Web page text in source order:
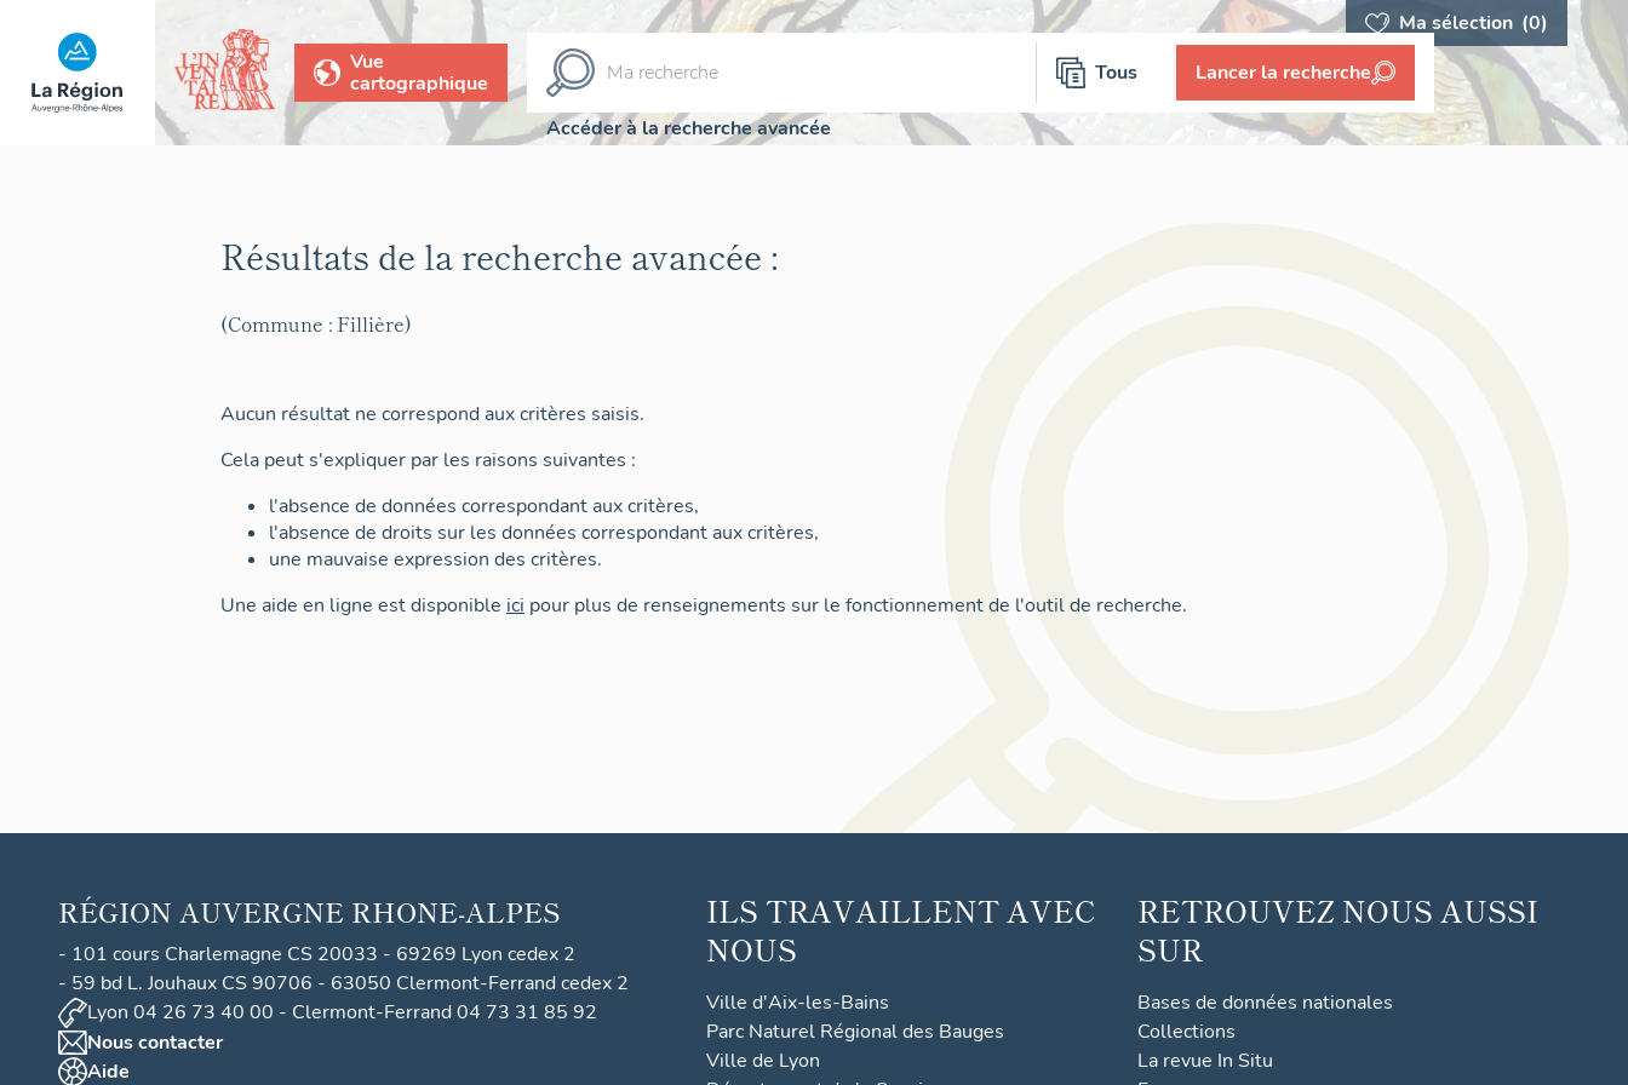
Ma sélection (0)
Vue
cartographique
Tous Lancer la recherche
Accéder à la recherche avancée
Résultats de la recherche avancée :
(Commune : Fillière)
Aucun résultat ne correspond aux critères saisis.
Cela peut s'expliquer par les raisons suivantes :
l'absence de données correspondant aux critères,
l'absence de droits sur les données correspondant aux critères,
une mauvaise expression des critères.
Une aide en ligne est disponible ici pour plus de renseignements sur le fonctionnement de l'outil de recherche.
RÉGION AUVERGNE RHONE-ALPES
- 101 cours Charlemagne CS 20033 - 69269 Lyon cedex 2
- 59 bd L. Jouhaux CS 90706 - 63050 Clermont-Ferrand cedex 2
Lyon 04 26 73 40 00 - Clermont-Ferrand 04 73 31 85 92
Nous contacter
Aide
ILS TRAVAILLENT AVEC
NOUS
Ville d'Aix-les-Bains
Parc Naturel Régional des Bauges
Ville de Lyon
RETROUVEZ NOUS AUSSI
SUR
Bases de données nationales
Collections
La revue In Situ